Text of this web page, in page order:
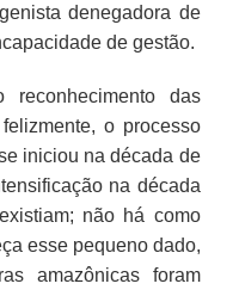
denegadora de
de gestão.
das
o processo
iniciou na década de
na década
não há como
esse pequeno dado,
amazônicas foram